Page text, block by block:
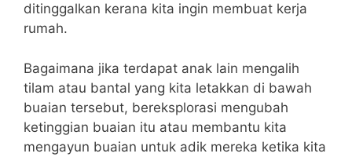
ditinggalkan kerana kita ingin membuat kerja
rumah.
Bagaimana jika terdapat anak lain mengalih
tilam atau bantal yang kita letakkan di bawah
buaian tersebut, bereksplorasi mengubah
ketinggian buaian itu atau membantu kita
mengayun buaian untuk adik mereka ketika kita